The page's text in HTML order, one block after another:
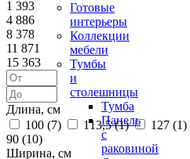
Готовые
интерьеры
Коллекции
мебели
Тумбы
и
столешницы
Тумба
Панель
с
раковиной
1 393
4 886
8 378
11 871
15 363
Длина, см
100 (7) 113,5 (1) 127 (1)
90 (10)
Ширина, см